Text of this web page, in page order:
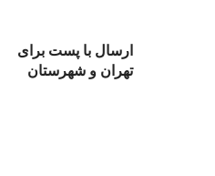
ارسال با پست برای
تهران و شهرستان